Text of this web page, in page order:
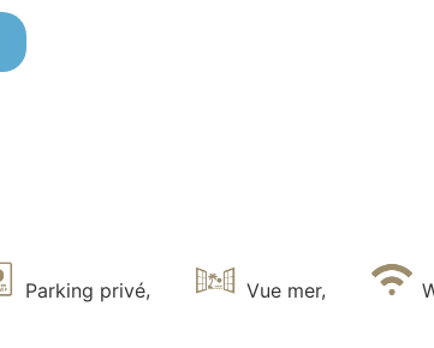
Parking privé, Vue mer,